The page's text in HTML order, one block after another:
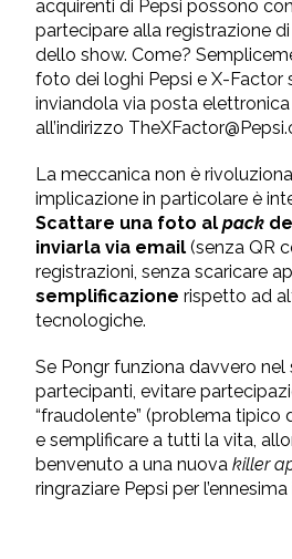
acquirenti di Pepsi possono
partecipare alla registrazione
dello show. Come?
foto dei loghi Pepsi e X-Factor
inviandola via posta elettronica
all’indirizzo
La meccanica non è
implicazione in particolare è
Scattare una foto alpack
inviarla via email (senza QR
registrazioni, senza scaricare
semplificazione rispetto ad
tecnologiche.
Se Pongr funziona davvero nel
partecipanti, evitare
“fraudolente” (problema tipico
e semplificare a tutti la vita,
benvenuto a una nuovakiller
ringraziare Pepsi per